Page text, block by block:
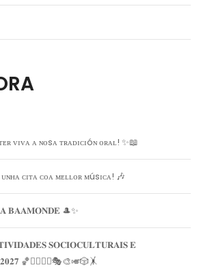
ᴠɪᴠᴀ ᴀ ɴᴏsᴀ ᴛʀᴀᴅɪᴄɪóɴ ᴏʀᴀʟ! ✨📖
ᴄɪᴛᴀ ᴄᴏᴀ ᴍᴇʟʟᴏʀ ᴍúsɪᴄᴀ! 🎶
𝐁𝐀𝐀𝐌𝐎𝐍𝐃𝐄 🎩✨
𝐒𝐎𝐂𝐈𝐎𝐂𝐔𝐋𝐓𝐔𝐑𝐀𝐈𝐒 𝐄
🏀🏊‍♀️🧘‍♀️🎭🎨🎺🎲🤸